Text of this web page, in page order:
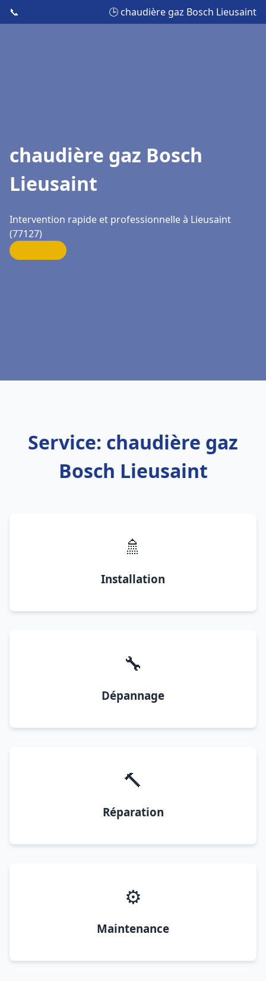
📞 🕒 chaudière gaz Bosch Lieusaint
chaudière gaz Bosch
Lieusaint
Intervention rapide et professionnelle à Lieusaint
(77127)
Service: chaudière gaz
Bosch Lieusaint
🚿
Installation
🔧
Dépannage
🔨
Réparation
⚙️
Maintenance